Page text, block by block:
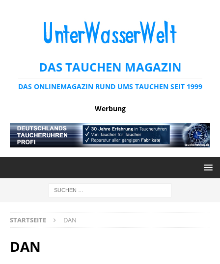
DAS TAUCHEN MAGAZIN
DAS ONLINEMAGAZIN RUND UMS TAUCHEN SEIT 1999
Werbung
STARTSEITE DAN
DAN